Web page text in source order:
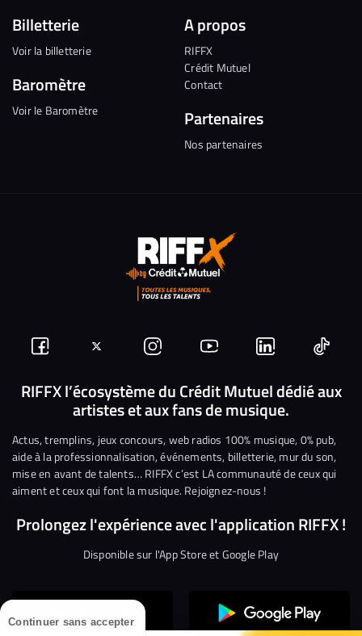
Continuer sans accepter
Billetterie
Voir la billetterie
Baromètre
Voir le Baromètre
A propos
RIFFX
Crédit Mutuel
Contact
Partenaires
Nos partenaires
Suivez-
nous
Facebook
Suivez-
nous
sur
Twitter
Nous
rejoindre
sur
Instagram
Nous
rejoindre
sur
YouTube
Nous
rejoindre
sur
Linkedin
Nous
RIFFX l’écosystème du Crédit Mutuel dédié aux
artistes et aux fans de musique.
Actus, tremplins, jeux concours, web radios 100% musique, 0% pub,
aide à la professionnalisation, événements, billetterie, mur du son,
mise en avant de talents… RIFFX c’est LA communauté de ceux qui
aiment et ceux qui font la musique. Rejoignez-nous !
Prolongez l'expérience avec l'application RIFFX !
Disponible sur l'App Store et Google Play